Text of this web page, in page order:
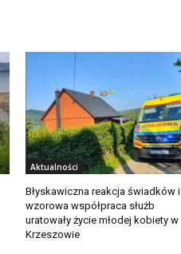
Aktualności
Błyskawiczna reakcja świadków i
wzorowa współpraca służb
uratowały życie młodej kobiety w
Krzeszowie